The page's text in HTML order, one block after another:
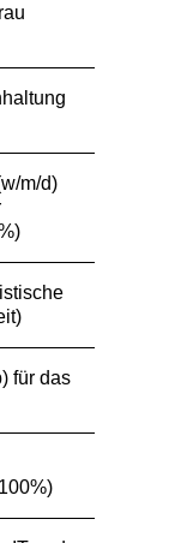
m/d)
für das